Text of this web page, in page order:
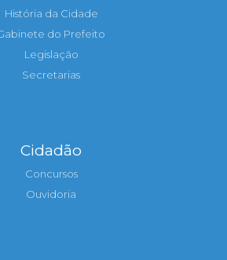
História da Cidade
do Prefeito
Legislação
Secretarias
Cidadão
Concursos
Ouvidoria